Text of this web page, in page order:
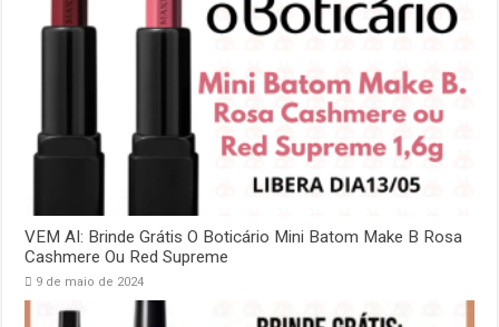
VEM AI: Brinde Grátis O Boticário Mini Batom Make B Rosa
Cashmere Ou Red Supreme
9 de maio de 2024